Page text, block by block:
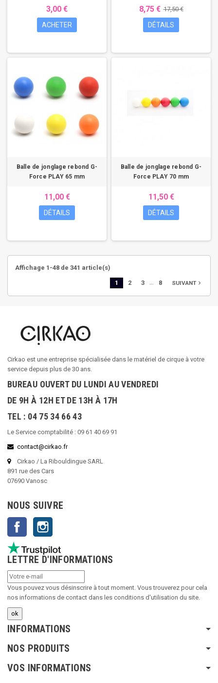
3,00 €
ACHETER
8,75 € 17,50 €
DÉTAILS
Balle de jonglage rebond G-
Force PLAY 65 mm
11,00 €
DÉTAILS
Balle de jonglage rebond G-
Force PLAY 70 mm
11,50 €
DÉTAILS
Affichage 1-48 de 341 article(s)
1 2 3 … 8 SUIVANTnavigate_next
Cirkao est une entreprise spécialisée dans le matériel de cirque à votre
service depuis plus de 30 ans.
BUREAU OUVERT DU LUNDI AU VENDREDI
DE 9H À 12H ET DE 13H À 17H
TEL : 04 75 34 66 43
Le Service comptabilité : 09 61 40 69 91
contact@cirkao.fr
Cirkao / La Ribouldingue SARL
891 rue des Cars
07690 Vanosc
NOUS SUIVRE
Facebook
LETTRE D'INFORMATIONS
Vous pouvez vous désinscrire à tout moment. Vous trouverez pour cela
nos informations de contact dans les conditions d'utilisation du site.
INFORMATIONS
NOS PRODUITS
VOS INFORMATIONS